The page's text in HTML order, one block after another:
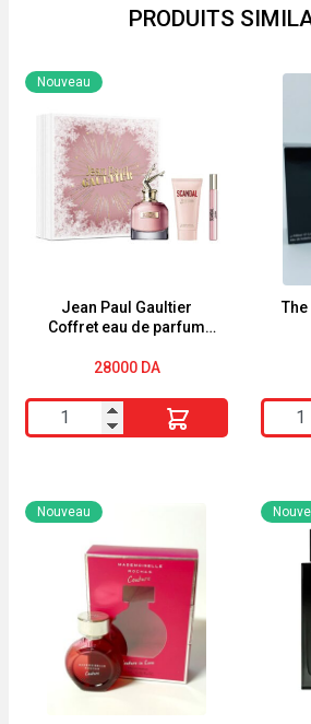
PRODUITS
Jean Paul Gaultier
Coffret eau de parfum
Nouveau
28000 DA
quantité
de
Paul
Gaultier
parfum
'Scandal'
quantité
de
Best
black
Nouveau